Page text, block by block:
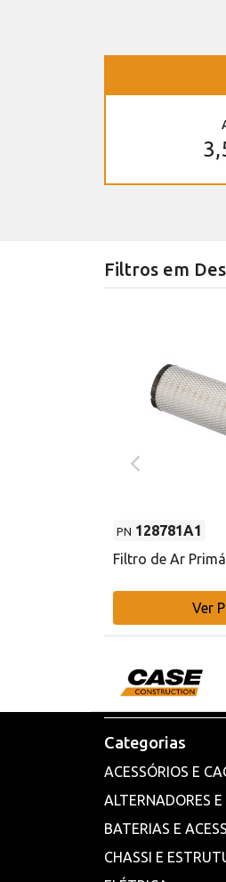
Filtros em
PN 128781A1
Filtro de Ar
Ver
Categorias
ACESSÓRIOS E
ALTERNADORES
BATERIAS E
CHASSI E